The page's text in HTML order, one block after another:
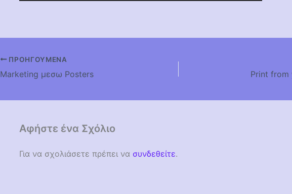
ΠΡΟΗΓΟΎΜΕΝΑ
Marketing μεσω Posters Print from
Αφήστε ένα Σχόλιο
Για να σχολιάσετε πρέπει να συνδεθείτε.